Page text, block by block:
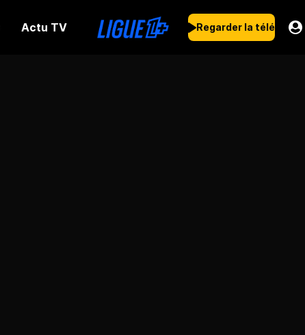
Actu TV Regarder la télé